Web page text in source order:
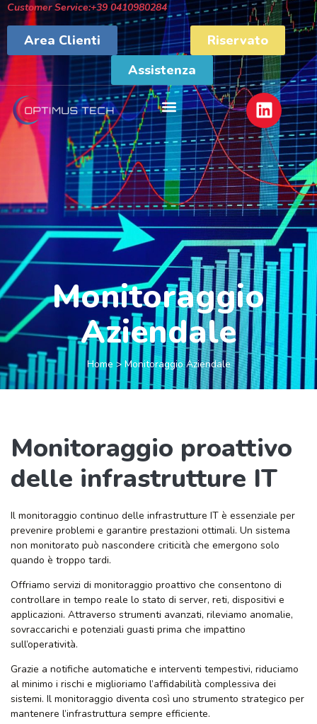
Customer Service:+39 0410980284
Area Clienti
Riservato
Assistenza
Monitoraggio
Aziendale
Home > Monitoraggio Aziendale
Monitoraggio proattivo
delle infrastrutture IT
Il monitoraggio continuo delle infrastrutture IT è essenziale per
prevenire problemi e garantire prestazioni ottimali. Un sistema
non monitorato può nascondere criticità che emergono solo
quando è troppo tardi.
Offriamo servizi di monitoraggio proattivo che consentono di
controllare in tempo reale lo stato di server, reti, dispositivi e
applicazioni. Attraverso strumenti avanzati, rileviamo anomalie,
sovraccarichi e potenziali guasti prima che impattino
sull’operatività.
Grazie a notifiche automatiche e interventi tempestivi, riduciamo
al minimo i rischi e miglioriamo l’affidabilità complessiva dei
sistemi. Il monitoraggio diventa così uno strumento strategico per
mantenere l’infrastruttura sempre efficiente.